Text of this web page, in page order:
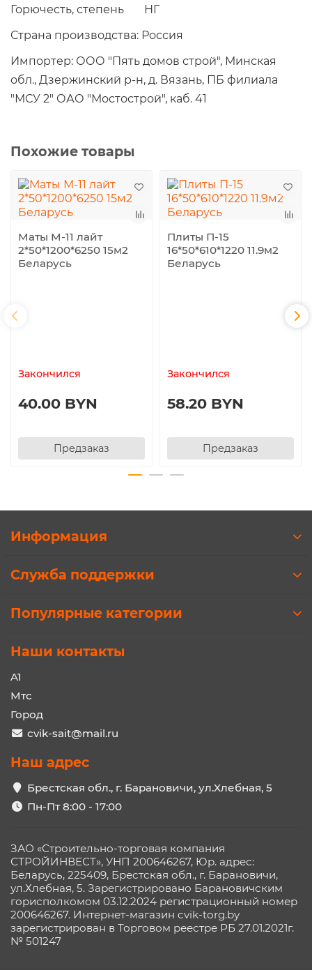
Горючесть, степень
НГ
Страна производства: Россия
Импортер: ООО "Пять домов строй", Минская
обл., Дзержинский р-н, д. Вязань, ПБ филиала
"МСУ 2" ОАО "Мостострой", каб. 41
Похожие товары
Маты М-11 лайт
2*50*1200*6250 15м2
Беларусь
Закончился
40.00 BYN
Предзаказ
Плиты П-15
16*50*610*1220 11.9м2
Беларусь
Закончился
58.20 BYN
Предзаказ
Информация
Служба поддержки
Популярные категории
Наши контакты
A1
Мтс
Город
cvik-sait@mail.ru
Наш адрес
Брестская обл., г. Барановичи, ул.Хлебная, 5
Пн-Пт 8:00 - 17:00
ЗАО «Строительно-торговая компания
СТРОЙИНВЕСТ», УНП 200646267, Юр. адрес:
Беларусь, 225409, Брестская обл., г. Барановичи,
ул.Хлебная, 5. Зарегистрировано Барановичским
горисполкомом 03.12.2024 регистрационный номер
200646267. Интернет-магазин cvik-torg.by
зарегистрирован в Торговом реестре РБ 27.01.2021г.
№ 501247